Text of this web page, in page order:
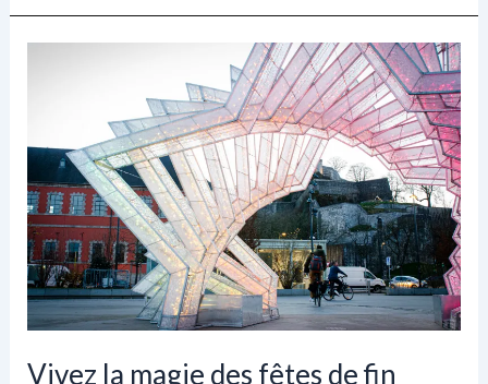
de
Namur
incontournable
à
deux
pas
de
la
ZannA
Vivez la magie des fêtes de fin